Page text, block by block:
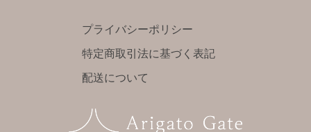
プライバシーポリシー
特定商取引法に基づく表記
配送について